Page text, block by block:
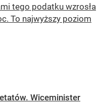
tego podatku wzrosła
To najwyższy poziom
Wiceminister